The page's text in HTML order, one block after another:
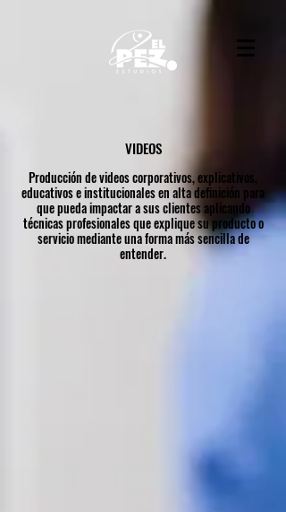
VIDEOS
Producción de videos corporativos, explicativos,
educativos e institucionales en alta definición para
que pueda impactar a sus clientes aplicando
técnicas profesionales que explique su producto o
servicio mediante una forma más sencilla de
entender.